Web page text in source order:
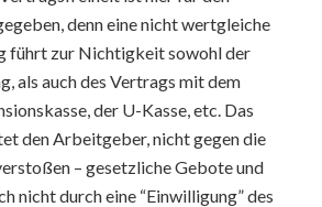
denn eine nicht wertgleiche
führt zur Nichtigkeit sowohl der
als auch des Vertrags mit dem
der U-Kasse, etc. Das
den Arbeitgeber, nicht gegen die
– gesetzliche Gebote und
nicht durch eine “Einwilligung” des